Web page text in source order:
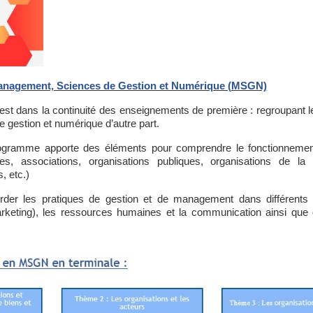
Sciences de Gestion et Numérique (MSGN)
dans la continuité des enseignements de première : regroupant
gestion et numérique d’autre part.
apporte des éléments pour comprendre le
associations, organisations publiques, organisations de la
etc.)
les pratiques de gestion et de management dans
les ressources humaines et la communication ainsi